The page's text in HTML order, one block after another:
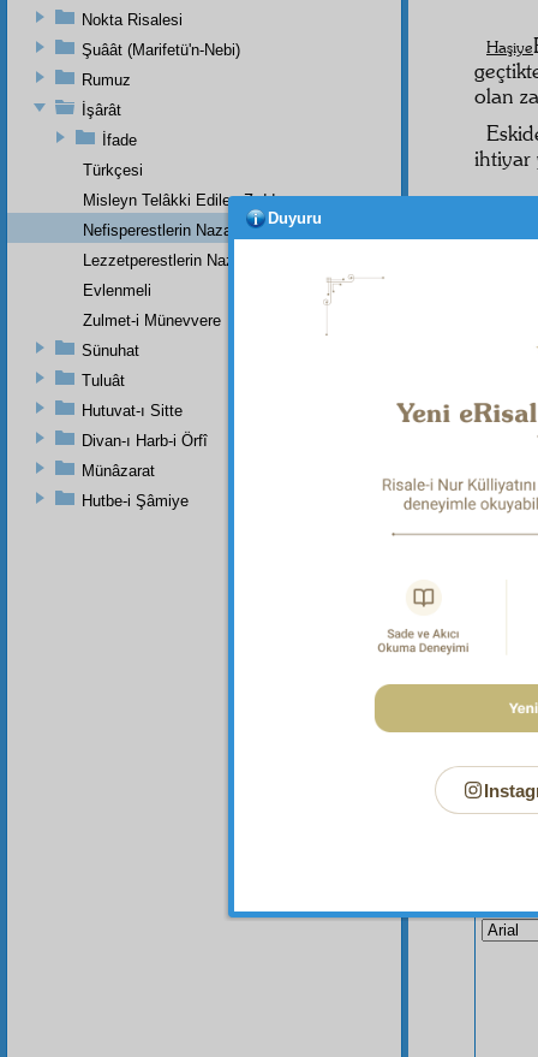
Haşiye
olan
ihtiyar
muhbir
Her
Evet,
Nokta Risalesi
Şuâât (Marifetü'n-Nebi)
Rumuz
İşârât
İfade
Türkçesi
Misleyn Telâkki Edilen Zıddeyn
Nefisperestlerin Nazar-ı Dikkatine
Lezzetperestlerin Nazar-ı Dikkatine
Evlenmeli
Zulmet-i Münevvere
Sünuhat
Tuluât
Hutuvat-ı Sitte
Divan-ı Harb-i Örfî
Münâzarat
Hutbe-i Şâmiye
Duyuru